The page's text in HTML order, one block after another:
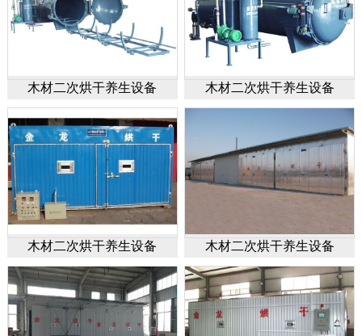
木材二次烘干养生设备 木材二次烘干养生设备
木材二次烘干养生设备 木材二次烘干养生设备